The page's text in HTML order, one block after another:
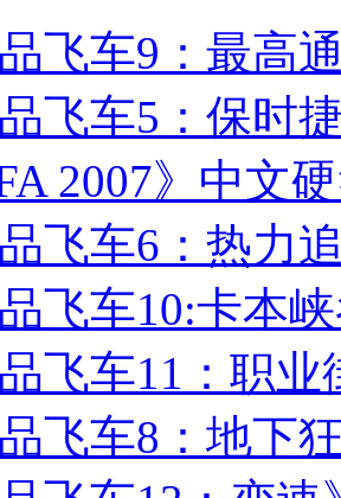
品飞车9：最高
品飞车5：保时
2007》中文
品飞车6：热力
品飞车10:卡本
品飞车11：职
品飞车8：地下